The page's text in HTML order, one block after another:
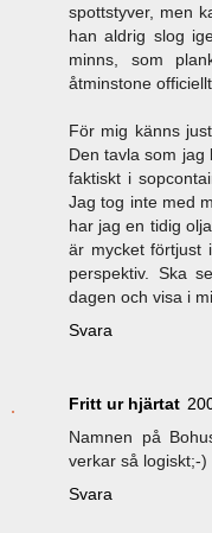
spottstyver, men
han aldrig slog
minns, som
åtminstone
För mig känns
Den tavla som
faktiskt i
Jag tog inte med
har jag en tidig
är mycket förtjust
perspektiv. Ska
dagen och visa i
Svara
Fritt ur hjärtat
Namnen på
verkar så logiskt;-)
Svara